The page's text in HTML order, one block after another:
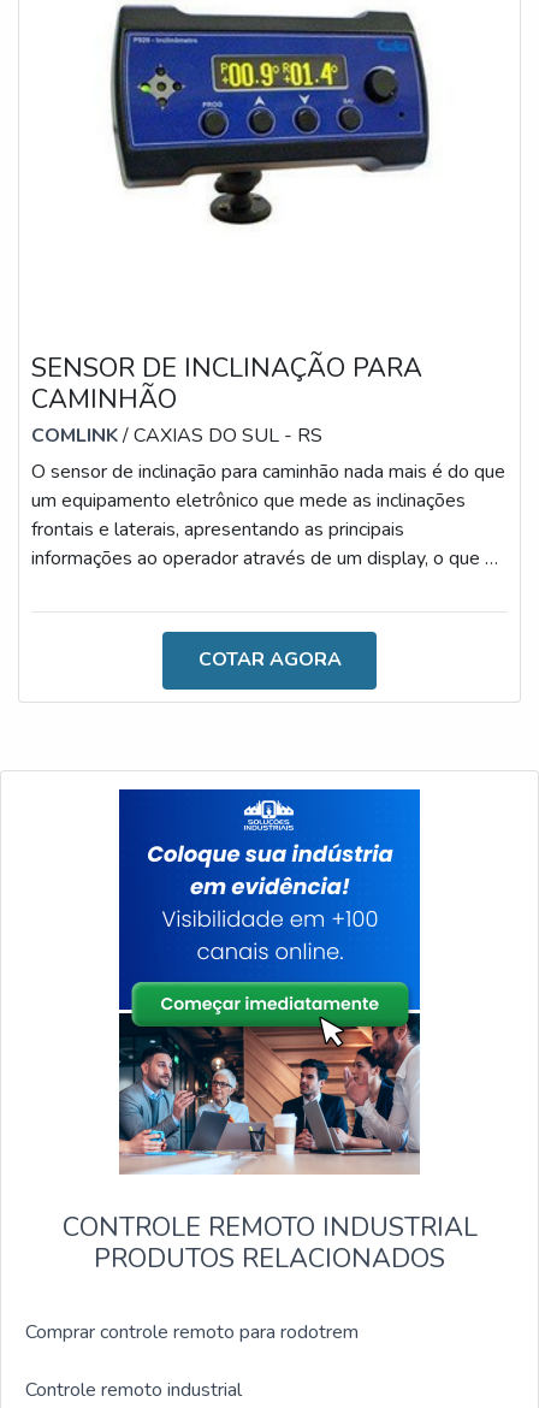
SENSOR DE INCLINAÇÃO PARA
CAMINHÃO
COMLINK/ CAXIAS DO SUL - RS
O sensor de inclinação para caminhão nada mais é do que
um equipamento eletrônico que mede as inclinações
frontais e laterais, apresentando as principais
informações ao operador através de um display, o que o
investimento a ser feito.AS PRINCIPAIS
ressaltar que, durante o desenvolvimento de atividades
de empresas, logísticas, transportadoras e demais
COTAR AGORA
CONTROLE REMOTO INDUSTRIAL
PRODUTOS RELACIONADOS
Comprar controle remoto para rodotrem
Controle remoto industrial